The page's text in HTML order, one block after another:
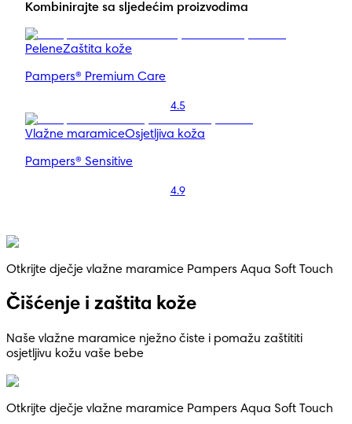
Kombinirajte sa sljedećim proizvodima
PeleneZaštita kože
Pampers® Premium Care
4.5
Vlažne maramiceOsjetljiva koža
Pampers® Sensitive
4.9
Otkrijte dječje vlažne maramice Pampers Aqua Soft Touch
Čišćenje i zaštita kože
Naše vlažne maramice nježno čiste i pomažu zaštititi
osjetljivu kožu vaše bebe
Otkrijte dječje vlažne maramice Pampers Aqua Soft Touch